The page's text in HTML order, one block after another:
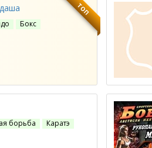
ТОП
Бокс
борьба
Каратэ